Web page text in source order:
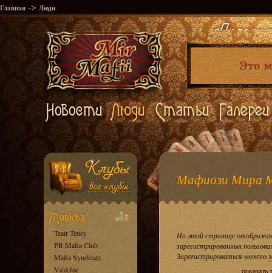
Главная -> Люди
Teatr Teney
PR Mafia Club
Mafia Syndicate
Val&Jee
Мафиози Мира
На этой странице
зарегистрированных
Зарегистрироваться можно
показать